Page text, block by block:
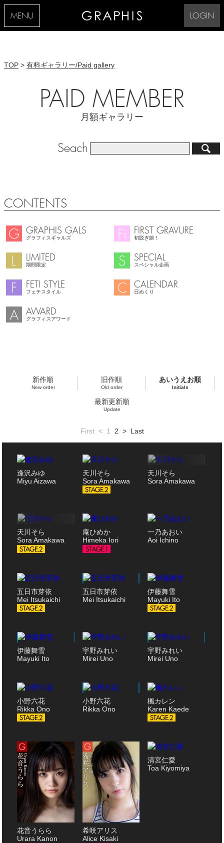
MENU LOGIN
TOP > 有料ギャラリー/Paid gallery
PAID MEMBER
月額ギャラリー
Seach
CONTENTS
GRAPHIS GALS
グラフィスギャルズ
FIRST GRAVURE
初脱ぎ娘！
LIMITED
期間限定
SPECIAL
スペシャル企画
FETI STYLE
フェチスタイル
CALENDAR
日めくり
AWARD
グラフィスアワード
新作順
New order
旧作順
Old order
あいうえお順
Initials
最新更新順
Update
First < 1 2 > Last
逢沢みゆ
Miyu Aizawa
天川そら
Sora Amakawa
天川そら
Sora Amakawa
天川そら
Sora Amakawa
庵ひめか
Himeka Iori
一乃あおい
Aoi Ichino
五日市芽依
Mei Itsukaichi
五日市芽依
Mei Itsukaichi
伊藤舞雪
Mayuki Ito
伊藤舞雪
Mayuki Ito
宇野みれい
Mirei Uno
宇野みれい
Mirei Uno
小野六花
Rikka Ono
小野六花
Rikka Ono
楓カレン
Karen Kaede
花音うらら
Urara Kanon
希咲アリス
Alice Kisaki
清宮仁愛
Toa Kiyomiya